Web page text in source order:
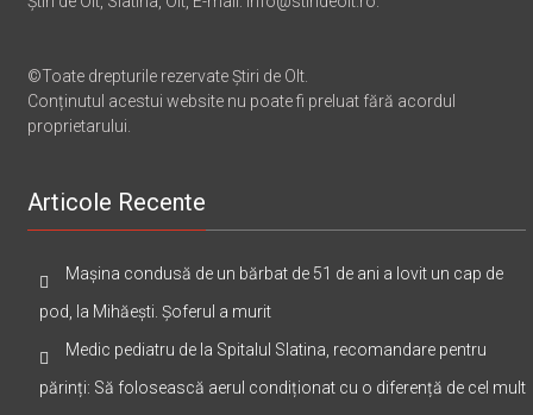
©Toate drepturile rezervate Știri de Olt.
Conținutul acestui website nu poate fi preluat fără acordul
proprietarului.
Articole Recente
Mașina condusă de un bărbat de 51 de ani a lovit un cap de
pod, la Mihăești. Șoferul a murit
Medic pediatru de la Spitalul Slatina, recomandare pentru
părinți: Să folosească aerul condiționat cu o diferență de cel mult